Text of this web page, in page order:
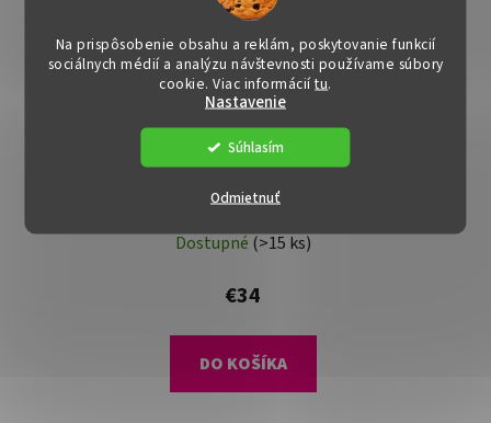
Na prispôsobenie obsahu a reklám, poskytovanie funkcií
sociálnych médií a analýzu návštevnosti používame súbory
cookie. Viac informáciítu.
Nastavenie
Odmietnuť
Súhlasím
Konferenčný stolík -
Dostupné (>15 ks)
€34
DO KOŠÍKA